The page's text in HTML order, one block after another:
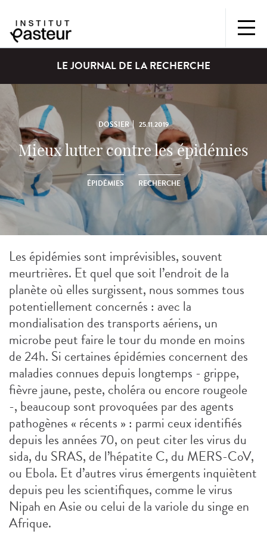
LE JOURNAL DE LA RECHERCHE
DOSSIER 25.11.2019
Mieux lutter contre les épidémies
ÉPIDÉMIES RECHERCHE
Les épidémies sont imprévisibles, souvent
meurtrières. Et quel que soit l’endroit de la
planète où elles surgissent, nous sommes tous
potentiellement concernés : avec la
mondialisation des transports aériens, un
microbe peut faire le tour du monde en moins
de 24h. Si certaines épidémies concernent des
maladies connues depuis longtemps - grippe,
fièvre jaune, peste, choléra ou encore rougeole
-, beaucoup sont provoquées par des agents
pathogènes « récents » : parmi ceux identifiés
depuis les années 70, on peut citer les virus du
sida, du SRAS, de l’hépatite C, du MERS-CoV,
ou Ebola. Et d’autres virus émergents inquiètent
depuis peu les scientifiques, comme le virus
Nipah en Asie ou celui de la variole du singe en
Afrique.